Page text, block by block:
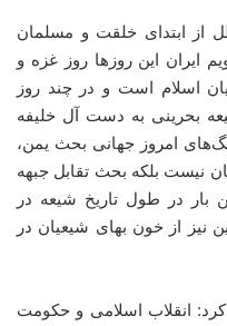
از ابتدای خلقت و مسلمان
ایران این روز‌ها روز غزه و
اسلام است و در چند روز
بحرینی به دست آل خلیفه
امروز جهانی بحث یمن،
نیست بلکه بحث تقابل جبهه
در طول تاریخ شیعه در
از خون بهای شیعیان در
انقلاب اسلامی و حکومت